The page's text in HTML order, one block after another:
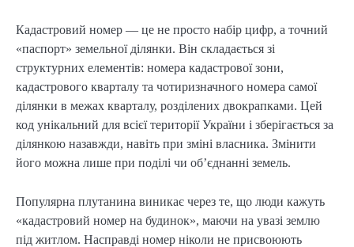
Кадастровий номер — це не просто набір цифр, а точний
«паспорт» земельної ділянки. Він складається зі
структурних елементів: номера кадастрової зони,
кадастрового кварталу та чотиризначного номера самої
ділянки в межах кварталу, розділених двокрапками. Цей
код унікальний для всієї території України і зберігається за
ділянкою назавжди, навіть при зміні власника. Змінити
його можна лише при поділі чи об’єднанні земель.
Популярна плутанина виникає через те, що люди кажуть
«кадастровий номер на будинок», маючи на увазі землю
під житлом. Насправді номер ніколи не присвоюють